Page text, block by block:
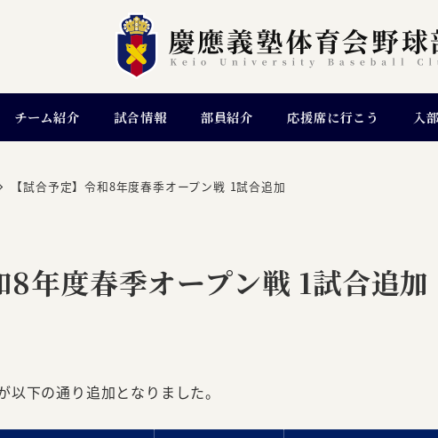
チーム紹介 試合情報 部員紹介 応援席に行こう 入
【試合予定】令和8年度春季オープン戦 1試合追加
8年度春季オープン戦 1試合追加
下の通り追加となりました。